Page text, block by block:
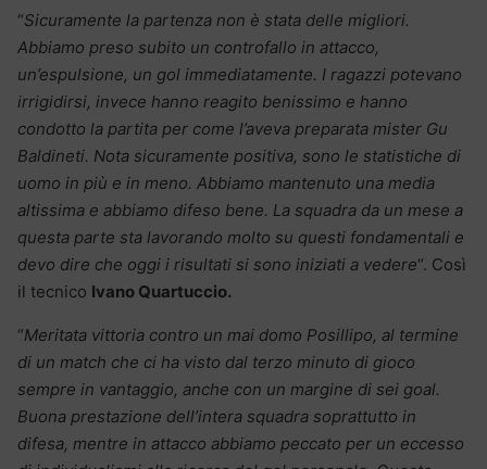
“Sicuramente la partenza non è stata delle migliori.
Abbiamo preso subito un controfallo in attacco,
un’espulsione, un gol immediatamente. I ragazzi potevano
irrigidirsi, invece hanno reagito benissimo e hanno
condotto la partita per come l’aveva preparata mister Gu
Baldineti. Nota sicuramente positiva, sono le statistiche di
uomo in più e in meno. Abbiamo mantenuto una media
altissima e abbiamo difeso bene. La squadra da un mese a
questa parte sta lavorando molto su questi fondamentali e
devo dire che oggi i risultati si sono iniziati a vedere“. Così
il tecnico Ivano Quartuccio.
“Meritata vittoria contro un mai domo Posillipo, al termine
di un match che ci ha visto dal terzo minuto di gioco
sempre in vantaggio, anche con un margine di sei goal.
Buona prestazione dell’intera squadra soprattutto in
difesa, mentre in attacco abbiamo peccato per un eccesso